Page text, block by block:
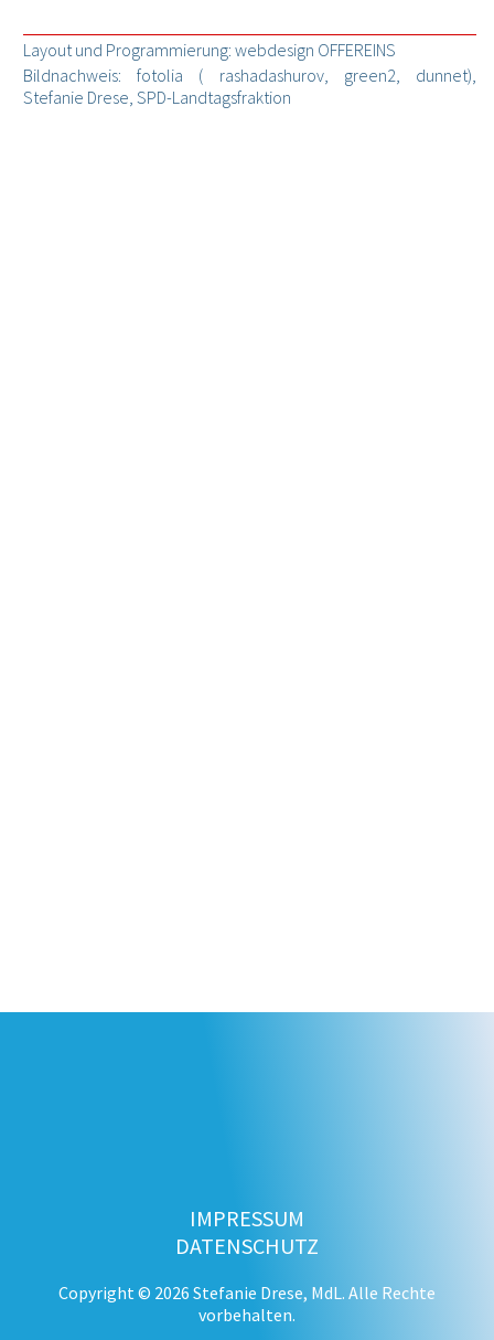
Layout und Programmierung: webdesign OFFEREINS
Bildnachweis: fotolia ( rashadashurov, green2, dunnet),
Stefanie Drese, SPD-Landtagsfraktion
IMPRESSUM
DATENSCHUTZ
Copyright © 2026 Stefanie Drese, MdL. Alle Rechte
vorbehalten.